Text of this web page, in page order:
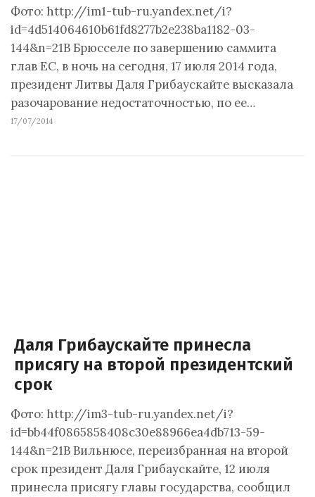
Фото: http://im1-tub-ru.yandex.net/i?
id=4d514064610b61fd8277b2e238ba1182-03-
144&n=21В Брюсселе по завершению саммита
глав ЕС, в ночь на сегодня, 17 июля 2014 года,
президент Литвы Даля Грибаускайте высказала
разочарование недостаточностью, по ее…
17/07/2014
Даля Грибаускайте принесла
присягу на второй президентский
срок
Фото: http://im3-tub-ru.yandex.net/i?
id=bb44f0865858408c30e88966ea4db713-59-
144&n=21В Вильнюсе, переизбранная на второй
срок президент Даля Грибаускайте, 12 июля
принесла присягу главы государства, сообщил